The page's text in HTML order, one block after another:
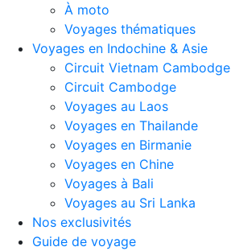
À moto
Voyages thématiques
Voyages en Indochine & Asie
Circuit Vietnam Cambodge
Circuit Cambodge
Voyages au Laos
Voyages en Thailande
Voyages en Birmanie
Voyages en Chine
Voyages à Bali
Voyages au Sri Lanka
Nos exclusivités
Guide de voyage